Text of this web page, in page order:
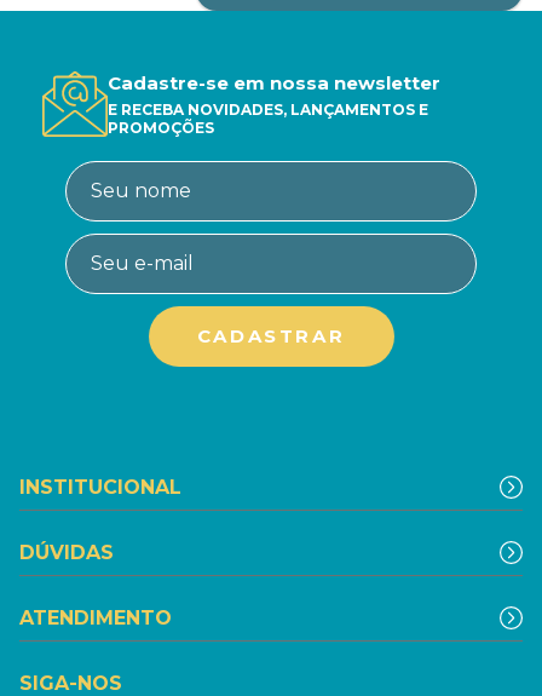
Cadastre-se em nossa newsletter
E RECEBA NOVIDADES, LANÇAMENTOS E
PROMOÇÕES
INSTITUCIONAL
DÚVIDAS
ATENDIMENTO
SIGA-NOS